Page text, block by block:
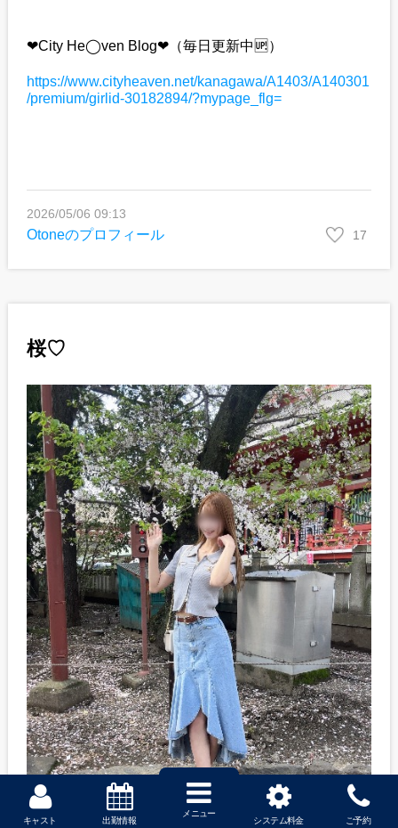
キャスト 出勤情報
メニュー
システム料金 ご予約
❤︎City He◯ven Blog❤︎（毎日更新中🆙）
https://www.cityheaven.net/kanagawa/A1403/A140301
/premium/girlid-30182894/?mypage_flg=
17
2026/05/06 09:13
Otoneのプロフィール
桜♡